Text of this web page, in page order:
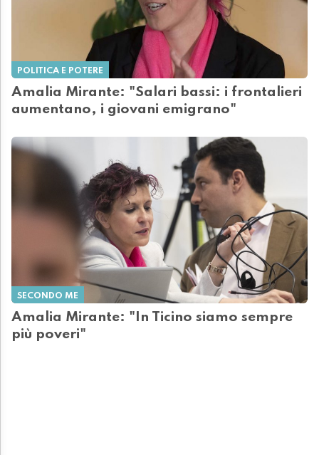
POLITICA E POTERE
Amalia Mirante: "Salari bassi: i frontalieri
aumentano, i giovani emigrano"
SECONDO ME
Amalia Mirante: "In Ticino siamo sempre
più poveri"